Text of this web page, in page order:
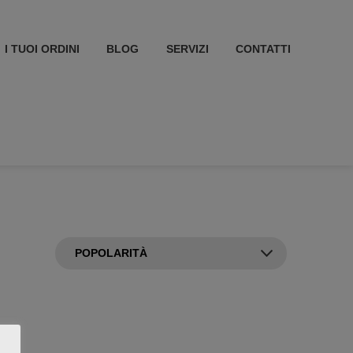
I TUOI ORDINI BLOG SERVIZI CONTATTI